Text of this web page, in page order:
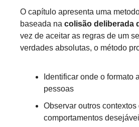
O capítulo apresenta uma
baseada na colisão deliberada
vez de aceitar as regras de um
verdades absolutas, o método
Identificar onde o formato
pessoas
Observar outros contextos
comportamentos